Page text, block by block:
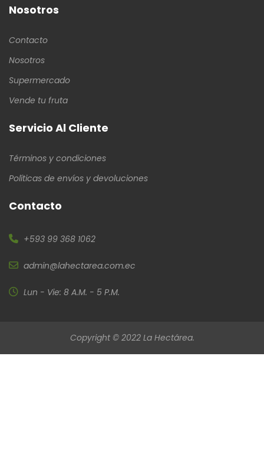
Nosotros
Contacto
Nosotros
Supermercado
Vende tu fruta
Servicio Al Cliente
Términos y condiciones
Políticas de envíos y devoluciones
Contacto
+593 99 368 1062
admin@lahectarea.com.ec
Lun - Vie: 8 A.M. - 5 P.M.
Copyright © 2022 La Hectárea.